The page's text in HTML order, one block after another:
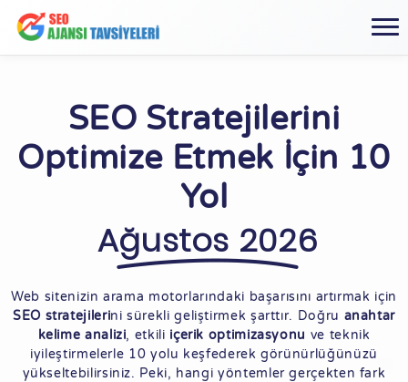
SEO Stratejilerini
Optimize Etmek İçin 10
Yol
Ağustos 2026
Web sitenizin arama motorlarındaki başarısını artırmak için
SEO stratejilerini sürekli geliştirmek şarttır. Doğru anahtar
kelime analizi, etkili içerik optimizasyonu ve teknik
iyileştirmelerle 10 yolu keşfederek görünürlüğünüzü
yükseltebilirsiniz. Peki, hangi yöntemler gerçekten fark